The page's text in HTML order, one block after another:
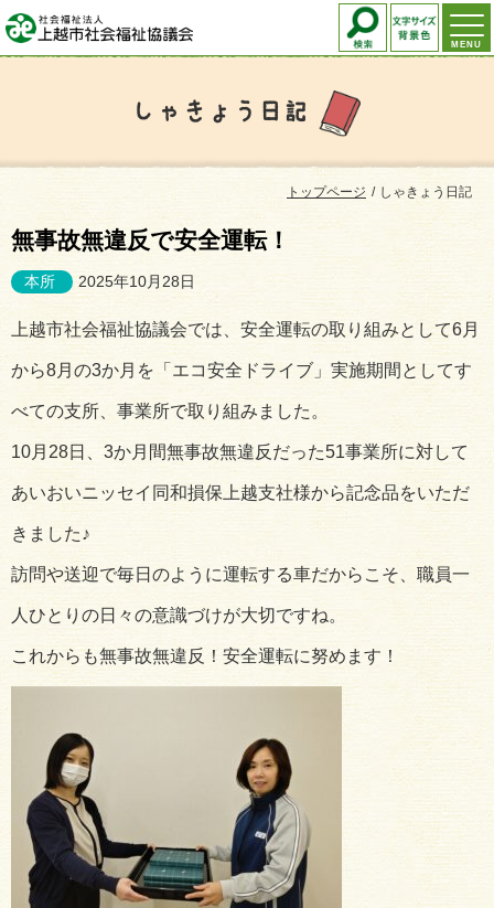
MENU
しゃきょう日記
トップページ しゃきょう日記
無事故無違反で安全運転！
本所 2025年10月28日
上越市社会福祉協議会では、安全運転の取り組みとして6月
から8月の3か月を「エコ安全ドライブ」実施期間としてす
べての支所、事業所で取り組みました。
10月28日、3か月間無事故無違反だった51事業所に対して
あいおいニッセイ同和損保上越支社様から記念品をいただ
きました♪
訪問や送迎で毎日のように運転する車だからこそ、職員一
人ひとりの日々の意識づけが大切ですね。
これからも無事故無違反！安全運転に努めます！